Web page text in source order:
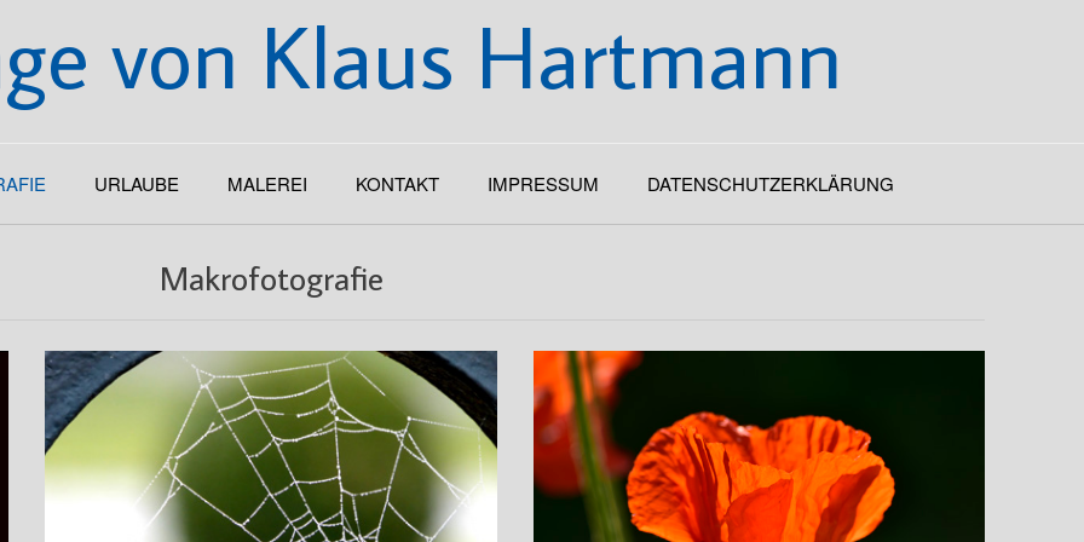
von Klaus Hartmann
URLAUBE MALEREI KONTAKT IMPRESSUM DATENSCHUTZERKLÄRUNG
Makrofotografie